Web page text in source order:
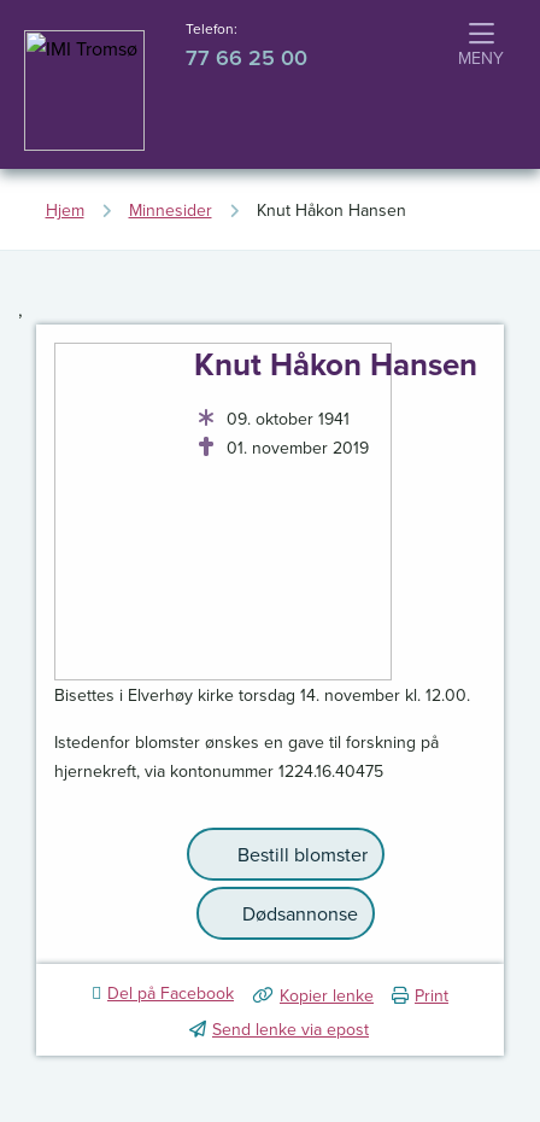
Telefon:
77 66 25 00
Hjem Minnesider Knut Håkon Hansen
,
Knut Håkon Hansen
09. oktober 1941
01. november 2019
Bisettes i Elverhøy kirke torsdag 14. november kl. 12.00.
Istedenfor blomster ønskes en gave til forskning på
hjernekreft, via kontonummer 1224.16.40475
Bestill blomster
Dødsannonse
Del på Facebook Kopier lenke
Print
Send lenke via epost